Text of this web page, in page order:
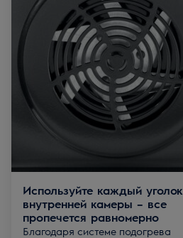
Используйте каждый уголок
внутренней камеры – все
пропечется равномерно
Благодаря системе подогрева